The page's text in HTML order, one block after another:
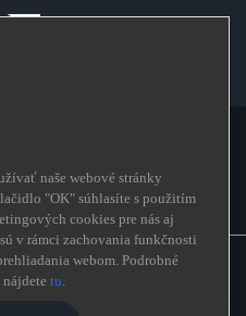
naše webové stránky
"OK" súhlasíte s použitím
cookies pre nás aj
v rámci zachovania funkčnosti
webom. Podrobné
tu.
» K » Kawir »
Epoptia